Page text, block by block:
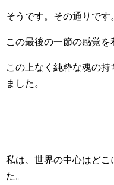
そうです。その通りです
この最後の一節の感覚を
この上なく純粋な魂の
ました。
私は、世界の中心はどこ
た。